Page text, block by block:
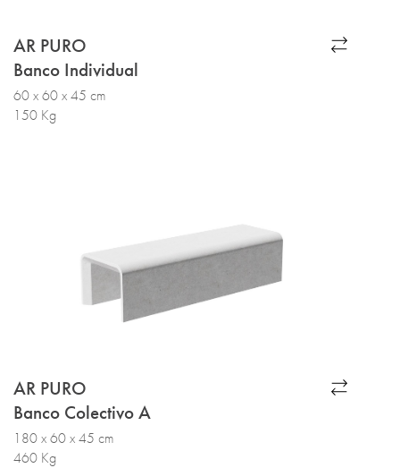
AR PURO
Banco Individual
60 x 60 x 45 cm
150 Kg
AR PURO
Banco Colectivo A
180 x 60 x 45 cm
460 Kg